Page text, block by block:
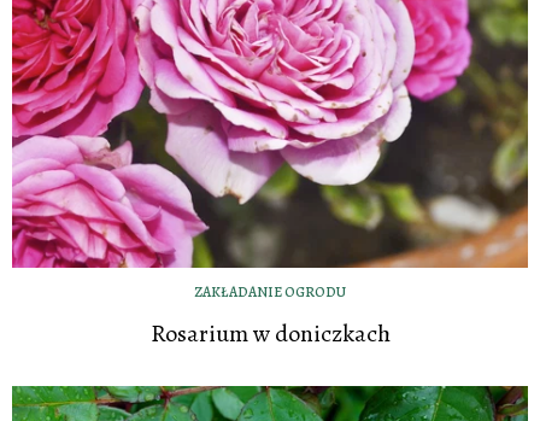
ZAKŁADANIE OGRODU
Rosarium w doniczkach